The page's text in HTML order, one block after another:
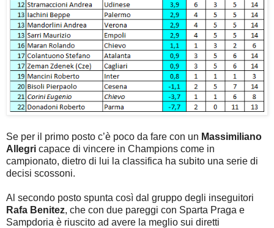
Se per il primo posto c’è poco da fare con un Massimiliano
Allegri capace di vincere in Champions come in
campionato, dietro di lui la classifica ha subito una serie di
decisi scossoni.
Al secondo posto spunta così dal gruppo degli inseguitori
Rafa Benitez, che con due pareggi con Sparta Praga e
Sampdoria è riuscito ad avere la meglio sui diretti